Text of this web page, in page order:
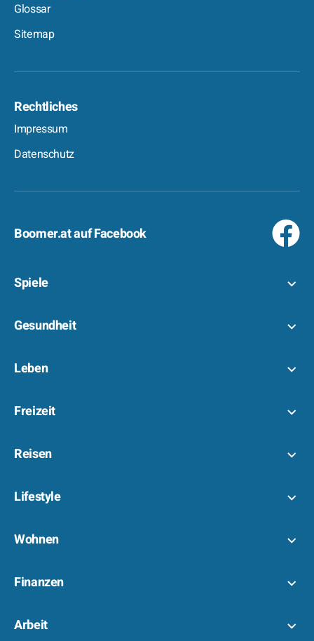
Glossar
Sitemap
Rechtliches
Impressum
Datenschutz
Boomer.at auf Facebook
Spiele
Gesundheit
Leben
Freizeit
Reisen
Lifestyle
Wohnen
Finanzen
Arbeit